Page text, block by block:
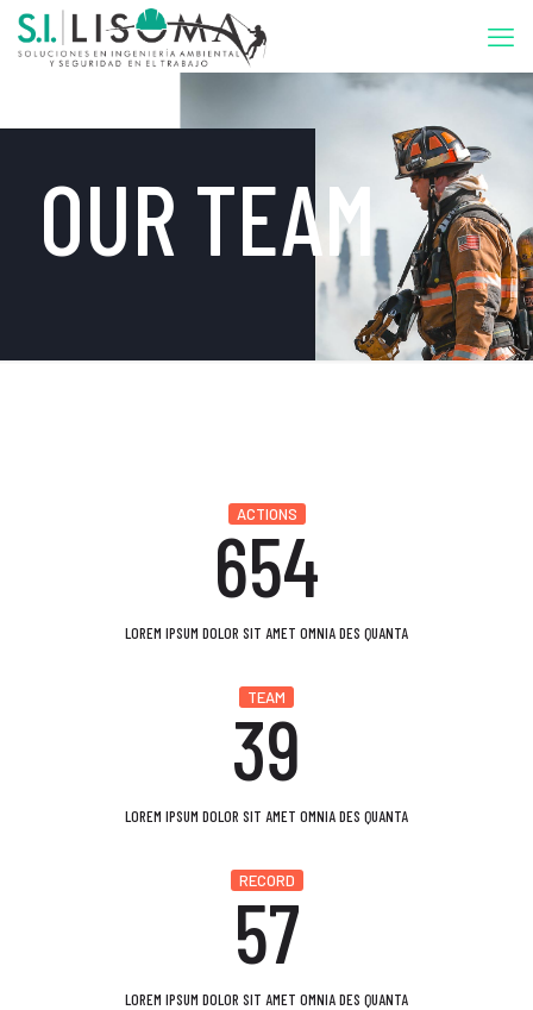
OUR TEAM
ACTIONS
654
LOREM IPSUM DOLOR SIT AMET OMNIA DES QUANTA
TEAM
39
LOREM IPSUM DOLOR SIT AMET OMNIA DES QUANTA
RECORD
57
LOREM IPSUM DOLOR SIT AMET OMNIA DES QUANTA